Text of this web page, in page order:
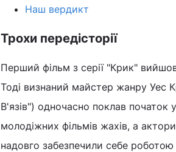
Наш вердикт
Трохи передісторії
Перший фільм з серії "Крик"
Тоді визнаний майстер жанру Уес
В'язів") одночасно поклав початок
молодіжних фільмів жахів, а
надовго забезпечили себе